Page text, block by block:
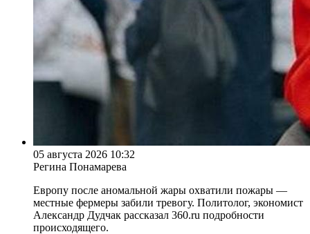
05 августа 2026 10:32
Регина Понамарева
Европу после аномальной жары охватили пожары —
местные фермеры забили тревогу. Политолог, экономист
Александр Дудчак рассказал 360.ru подробности
происходящего.